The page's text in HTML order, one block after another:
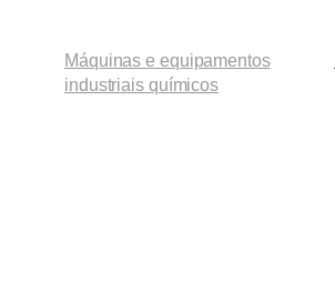
Máquinas e equipamentos
industriais químicos